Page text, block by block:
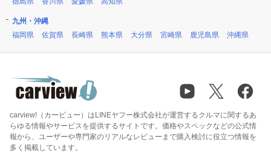
九州・沖縄
福岡県
佐賀県 長崎県 熊本県 大分県 宮崎県 鹿児島県 沖縄県
carview!（カービュー）はLINEヤフー株式会社が運営するクルマに関するあ
らゆる情報やサービスを提供するサイトです。価格やスペックなどの公式情
報から、ユーザーや専門家のリアルなレビューまで購入検討に役立つ情報を
多く掲載しています。